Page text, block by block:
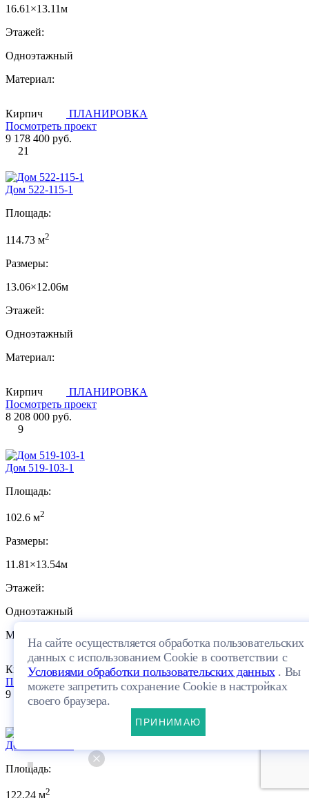
16.61×13.11м
Этажей:
Одноэтажный
Материал:
Кирпич
ПЛАНИРОВКА
Посмотреть проект
9 178 400 руб.
21
Дом 522-115-1
Площадь:
114.73 м2
Размеры:
13.06×12.06м
Этажей:
Одноэтажный
Материал:
Кирпич
ПЛАНИРОВКА
Посмотреть проект
8 208 000 руб.
9
Дом 519-103-1
Площадь:
102.6 м2
Размеры:
11.81×13.54м
Этажей:
Одноэтажный
Материал:
Кирпич
ПЛАНИРОВКА
Посмотреть проект
9 779 200 руб.
10
Дом 517-122-1
Площадь:
122.24 м2
На сайте осуществляется обработка пользовательских
данных с использованием Cookie в соответствии с
Условиями обработки пользовательских данных. Вы
можете запретить сохранение Cookie в настройках
своего браузера.
ПРИНИМАЮ